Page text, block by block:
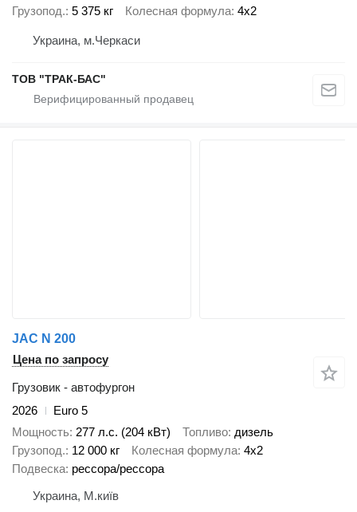
Грузопод. 5 375 кг Колесная формула 4x2
Украина, м.Черкаси
ТОВ "ТРАК-БАС"
JAC N 200
Цена по запросу
Грузовик - автофургон
2026
Euro 5
Мощность 277 л.с. (204 кВт) Топливо дизель
Грузопод. 12 000 кг Колесная формула 4x2
Подвеска рессора/рессора
Украина, М.київ